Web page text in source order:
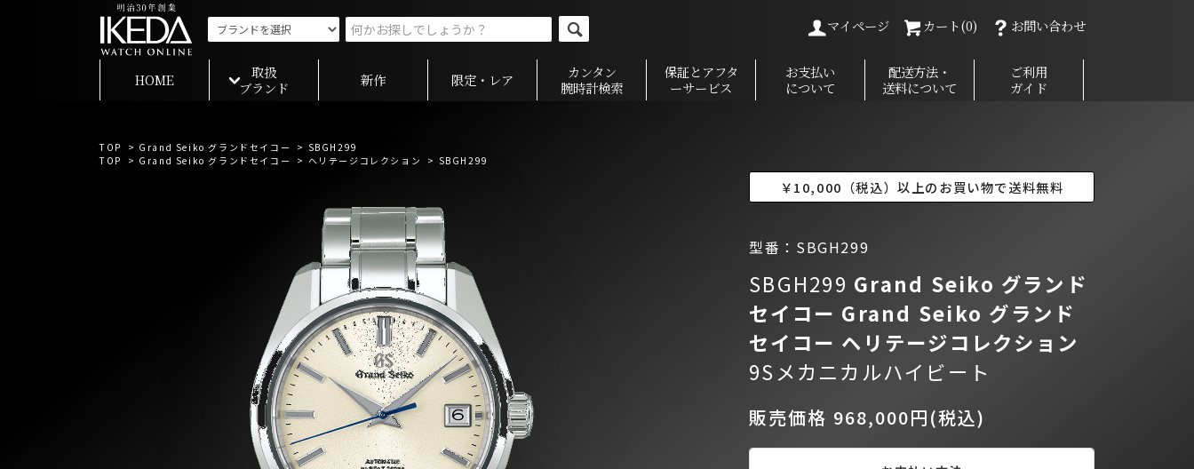
マイページ カート(0) お問い合わせ
HOME
取扱
ブランド
新作 限定・レア
カンタン
腕時計検索
保証とアフタ
ーサービス
お支払い
について
配送方法・
送料について
ご利用
ガイド
TOP > Grand Seiko グランドセイコー
> SBGH299
TOP
> Grand Seiko グランドセイコー > ヘリテージコレクション > SBGH299
￥10,000（税込）以上のお買い物で送料無料
型番：SBGH299
SBGH299 Grand Seiko グランド
セイコー Grand Seiko グランド
セイコー ヘリテージコレクション
9Sメカニカルハイビート
販売価格 968,000円(税込)